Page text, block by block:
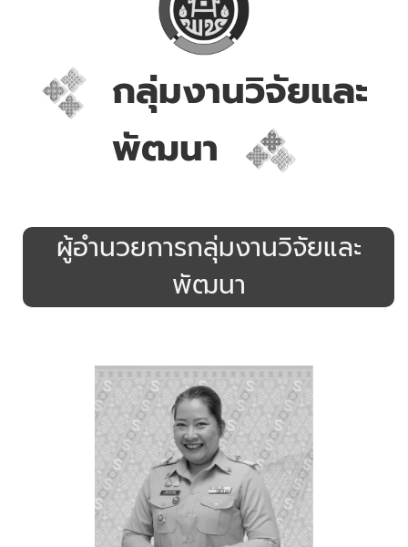
กลุ่มงานวิจัยและ
พัฒนา
ผู้อำนวยการกลุ่มงานวิจัยและ
พัฒนา